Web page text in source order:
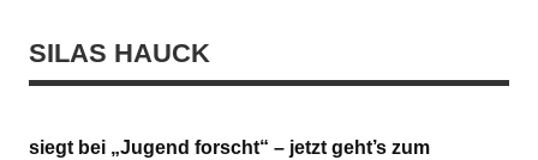
SILAS HAUCK
siegt bei „Jugend forscht“ – jetzt geht’s zum